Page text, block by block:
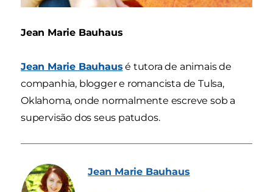
Jean Marie Bauhaus
Jean Marie Bauhaus é tutora de animais de
companhia, blogger e romancista de Tulsa,
Oklahoma, onde normalmente escreve sob a
supervisão dos seus patudos.
Jean Marie Bauhaus